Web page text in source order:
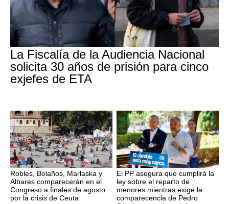
La Fiscalía de la Audiencia Nacional
solicita 30 años de prisión para cinco
exjefes de ETA
Robles, Bolaños, Marlaska y
Albares comparecerán en el
Congreso a finales de agosto
por la crisis de Ceuta
El PP asegura que cumplirá la
ley sobre el reparto de
menores mientras exige la
comparecencia de Pedro